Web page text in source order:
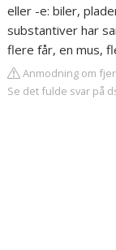
eller -e: biler,
substantiver har
flere får, en mus,
Anmodning om
Se det fulde svar på